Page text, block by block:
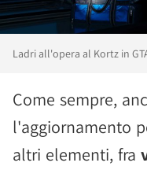
Ladri all'opera al Kortz in
Come sempre,
l'aggiornamento
altri elementi, fra